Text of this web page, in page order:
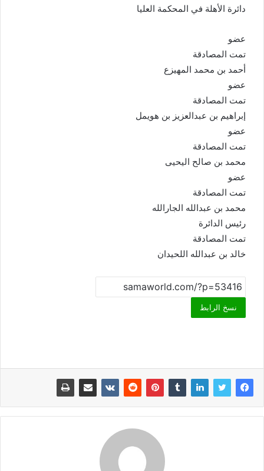
دائرة الأهلة في المحكمة العليا
عضو
تمت المصادقة
أحمد بن محمد المهيزع
عضو
تمت المصادقة
إبراهيم بن عبدالعزيز بن هويمل
عضو
تمت المصادقة
محمد بن صالح اليحيى
عضو
تمت المصادقة
محمد بن عبدالله الجارالله
رئيس الدائرة
تمت المصادقة
خالد بن عبدالله اللحيدان
نسخ الرابط